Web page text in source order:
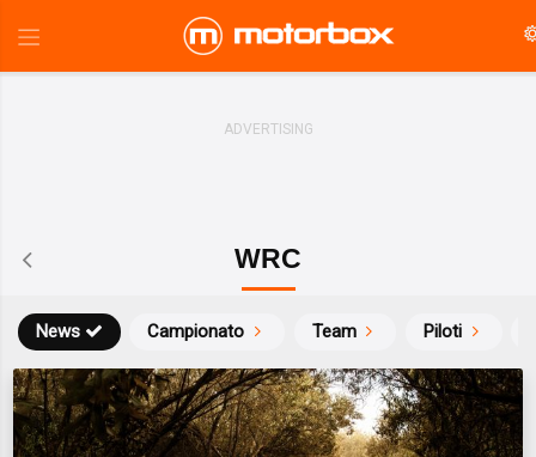
WRC
News Campionato Team Piloti